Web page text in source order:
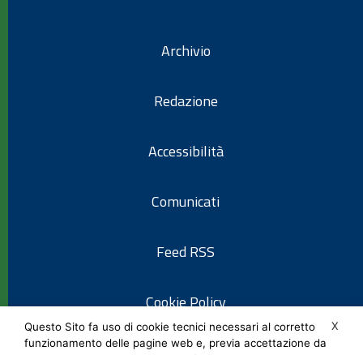
Archivio
Redazione
Accessibilità
Comunicati
Feed RSS
Cookie Policy
X
Questo Sito fa uso di cookie tecnici necessari al corretto
funzionamento delle pagine web e, previa accettazione da